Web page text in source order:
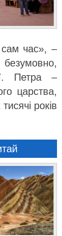
час», –
Петра –
царства,
років